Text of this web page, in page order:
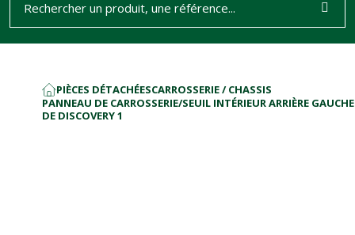
ACCUEIL
PIÈCES DÉTACHÉESCARROSSERIE / CHASSIS
PANNEAU DE CARROSSERIE/SEUIL INTÉRIEUR ARRIÈRE GAUCHE
DE DISCOVERY 1